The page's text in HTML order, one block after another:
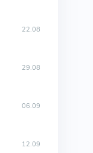
22.08
29.08
06.09
12.09